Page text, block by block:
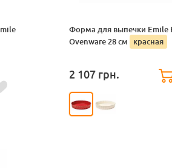
Форма для выпечки Emile
Ovenware 28 см
красная
2 107 грн.